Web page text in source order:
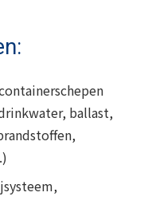
ballast,